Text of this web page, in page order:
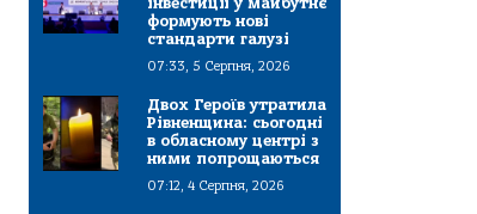
формують нові
стандарти галузі
07:33, 5 Серпня, 2026
Двох Героїв утратила
Рівненщина: сьогодні
в обласному центрі з
ними попрощаються
07:12, 4 Серпня, 2026